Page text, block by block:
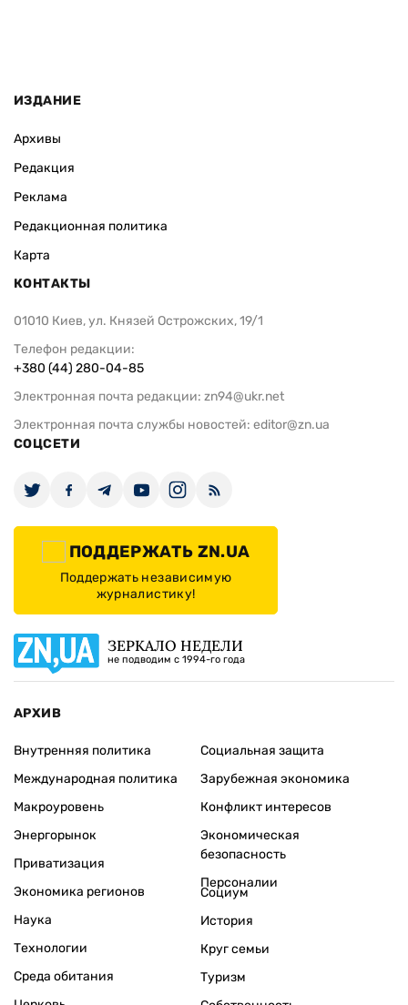
ИЗДАНИЕ
Архивы
Редакция
Реклама
Редакционная политика
Карта
КОНТАКТЫ
01010 Киев, ул. Князей Острожских, 19/1
Телефон редакции:
+380 (44) 280-04-85
Электронная почта редакции: zn94@ukr.net
Электронная почта службы новостей: editor@zn.ua
СОЦСЕТИ
ПОДДЕРЖАТЬ ZN.UA
Поддержать независимую
журналистику!
ЗЕРКАЛО НЕДЕЛИ
не подводим с 1994-го года
АРХИВ
Внутренняя политика
Международная политика
Макроуровень
Энергорынок
Приватизация
Экономика регионов
Социальная защита
Зарубежная экономика
Конфликт интересов
Экономическая
безопасность
Персоналии
Наука
Технологии
Среда обитания
Социум
История
Круг семьи
Туризм